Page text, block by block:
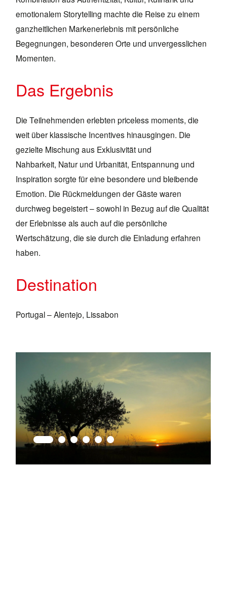
emotionalem Storytelling machte die Reise zu einem
ganzheitlichen Markenerlebnis mit persönliche
Begegnungen, besonderen Orte und unvergesslichen
Momenten.
Das Ergebnis
Die Teilnehmenden erlebten priceless moments, die
weit über klassische Incentives hinausgingen. Die
gezielte Mischung aus Exklusivität und
Nahbarkeit, Natur und Urbanität, Entspannung und
Inspiration sorgte für eine besondere und bleibende
Emotion. Die Rückmeldungen der Gäste waren
durchweg begeistert – sowohl in Bezug auf die Qualität
der Erlebnisse als auch auf die persönliche
Wertschätzung, die sie durch die Einladung erfahren
haben.
Destination
Portugal – Alentejo, Lissabon